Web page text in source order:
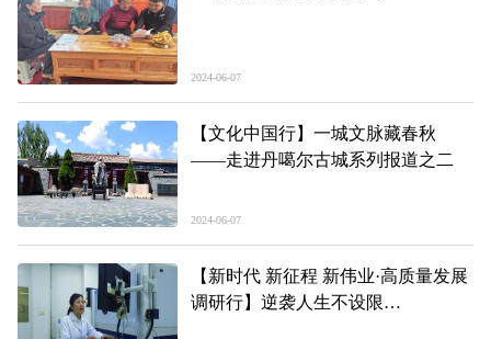
2024-06-07
【文化中国行】一城文脉藏春秋
——走进丹噶尔古城系列报道之二
2024-06-07
【新时代 新征程 新伟业·高质量发展
调研行】逆袭人生不设限